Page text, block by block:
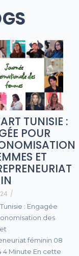
TUNISIE :
POUR
ET
/
: Engagée
des
féminin 08
4 Minute En cette